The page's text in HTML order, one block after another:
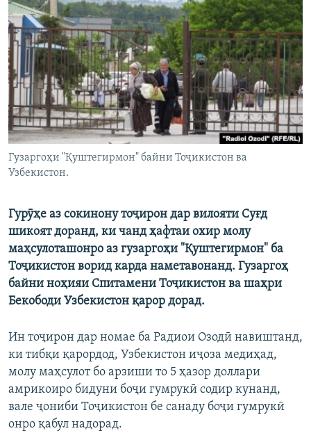
ГУЗОРИШҲОИ РАДИОӢ
Русский
ПАЙГИРӢ КУНЕД
Ҳамаи сомонаҳои RFE/RL
Гузаргоҳи "Қуштегирмон" байни Тоҷикистон ва
Узбекистон.
Гурӯҳе аз сокинону тоҷирон дар вилояти Суғд
шикоят доранд, ки чанд ҳафтаи охир молу
маҳсулоташонро аз гузаргоҳи "Қуштегирмон" ба
Тоҷикистон ворид карда наметавонанд. Гузаргоҳ
байни ноҳияи Спитамени Тоҷикистон ва шаҳри
Бекободи Узбекистон қарор дорад.
Ин тоҷирон дар номае ба Радиои Озодӣ навиштанд,
ки тибқи қарордод, Узбекистон иҷоза медиҳад,
молу маҳсулот бо арзиши то 5 ҳазор доллари
амрикоиро бидуни боҷи гумрукӣ содир кунанд,
вале ҷониби Тоҷикистон бе санаду боҷи гумрукӣ
онро қабул надорад.